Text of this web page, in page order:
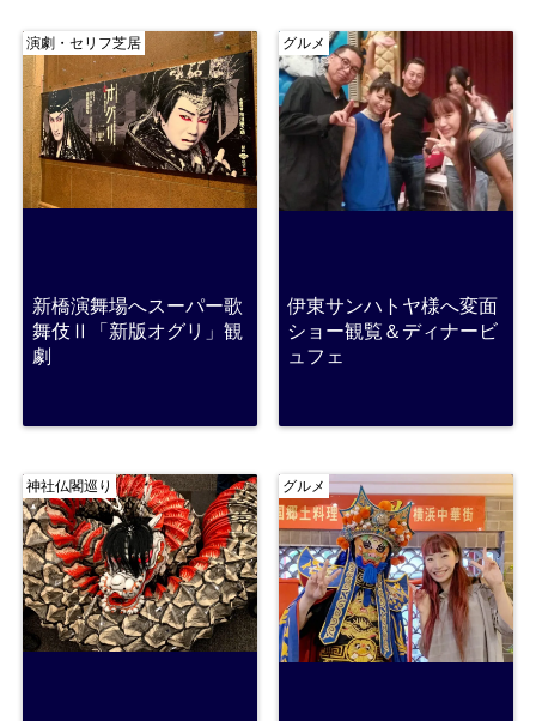
演劇・セリフ芝居
新橋演舞場へスーパー歌
舞伎Ⅱ「新版オグリ」観
劇
グルメ
伊東サンハトヤ様へ変面
ショー観覧＆ディナービ
ュフェ
神社仏閣巡り グルメ